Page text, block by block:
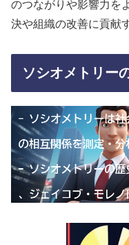
のつながりや影響力を
決や組織の改善に貢献
ソシオメトリー